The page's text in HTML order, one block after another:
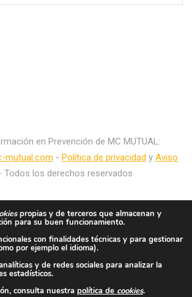
en Prevención de MC MUTUAL:
mutual.com - Política de privacidad y Aviso
Todos los derechos reservados
propias y de terceros que almacenan y
para su buen funcionamiento.
con finalidades técnicas y para gestionar
por ejemplo el idioma).
y de redes sociales para analizar la
estadísticos.
consulta nuestra política de cookies.